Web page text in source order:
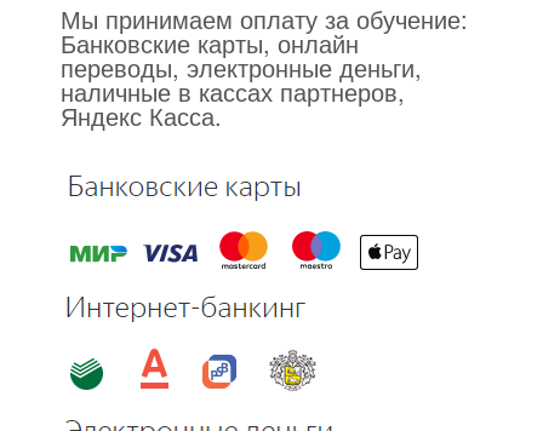
Мы принимаем оплату за обучение:
Банковские карты, онлайн
переводы, электронные деньги,
наличные в кассах партнеров,
Яндекс Касса.